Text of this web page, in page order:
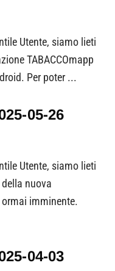
Utente, siamo lieti
TABACCOmapp
Per poter ...
05-26
Utente, siamo lieti
nuova
ormai imminente.
04-03